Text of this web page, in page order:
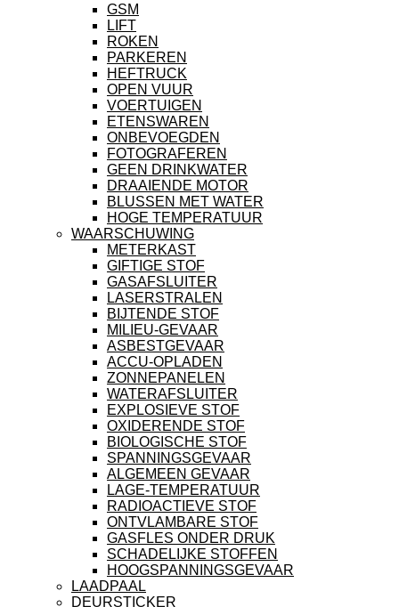
GSM
LIFT
ROKEN
PARKEREN
HEFTRUCK
OPEN VUUR
VOERTUIGEN
ETENSWAREN
ONBEVOEGDEN
FOTOGRAFEREN
GEEN DRINKWATER
DRAAIENDE MOTOR
BLUSSEN MET WATER
HOGE TEMPERATUUR
WAARSCHUWING
METERKAST
GIFTIGE STOF
GASAFSLUITER
LASERSTRALEN
BIJTENDE STOF
MILIEU-GEVAAR
ASBESTGEVAAR
ACCU-OPLADEN
ZONNEPANELEN
WATERAFSLUITER
EXPLOSIEVE STOF
OXIDERENDE STOF
BIOLOGISCHE STOF
SPANNINGSGEVAAR
ALGEMEEN GEVAAR
LAGE-TEMPERATUUR
RADIOACTIEVE STOF
ONTVLAMBARE STOF
GASFLES ONDER DRUK
SCHADELIJKE STOFFEN
HOOGSPANNINGSGEVAAR
LAADPAAL
DEURSTICKER